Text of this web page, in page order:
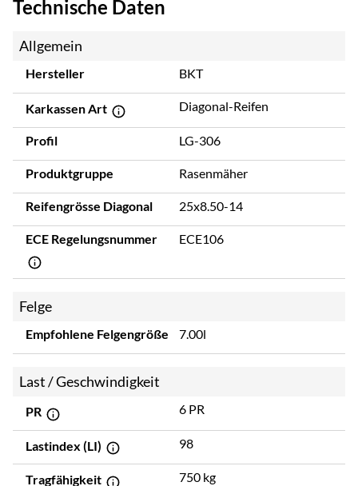
Technische Daten
Allgemein
Hersteller BKT
Karkassen Art Diagonal-Reifen
Profil LG-306
Produktgruppe Rasenmäher
Reifengrösse Diagonal 25x8.50-14
ECE Regelungsnummer ECE106
Felge
Empfohlene Felgengröße 7.00l
Last / Geschwindigkeit
PR 6 PR
Lastindex (LI) 98
Tragfähigkeit 750 kg